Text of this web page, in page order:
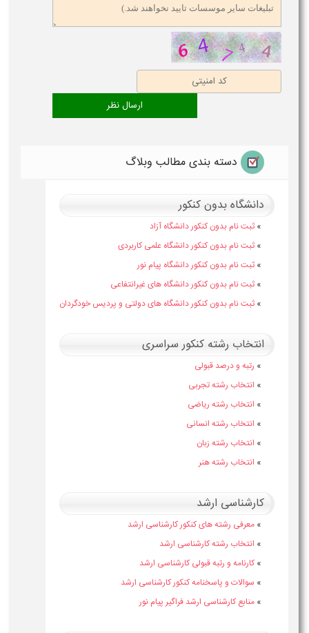
دسته بندی مطالب وبلاگ
دانشگاه بدون کنکور
ثبت نام بدون کنکور دانشگاه آزاد
ثبت نام بدون کنکور دانشگاه علمی کاربردی
ثبت نام بدون کنکور دانشگاه پیام نور
ثبت نام بدون کنکور دانشگاه های غیرانتفاعی
ثبت نام بدون کنکور دانشگاه های دولتی و پردیس خودگردان
انتخاب رشته کنکور سراسری
رتبه و درصد قبولی
انتخاب رشته تجربی
انتخاب رشته ریاضی
انتخاب رشته انسانی
انتخاب رشته زبان
انتخاب رشته هنر
کارشناسی ارشد
معرفی رشته های کنکور کارشناسی ارشد
انتخاب رشته کارشناسی ارشد
کارنامه و رتبه قبولی کارشناسی ارشد
سوالات و پاسخنامه کنکور کارشناسی ارشد
منابع کارشناسی ارشد فراگیر پیام نور